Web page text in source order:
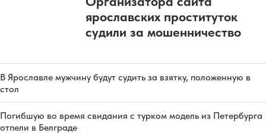
ярославских проституток
судили за мошенничество
В Ярославле мужчину будут судить за взятку, положенную в
стол
Погибшую во время свидания с турком модель из Петербурга
отпели в Белграде